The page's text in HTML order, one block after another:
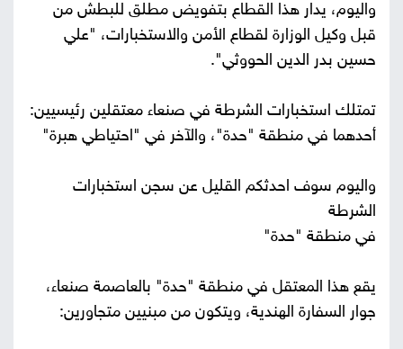
واليوم، يدار هذا القطاع بتفويض مطلق للبطش من
قبل وكيل الوزارة لقطاع الأمن والاستخبارات، "علي
حسين بدر الدين الحووثي".
تمتلك استخبارات الشرطة في صنعاء معتقلين رئيسيين:
أحدهما في منطقة "حدة"، والآخر في "احتياطي هبرة"
واليوم سوف احدثكم القليل عن سجن استخبارات
الشرطة
في منطقة "حدة"
يقع هذا المعتقل في منطقة "حدة" بالعاصمة صنعاء،
جوار السفارة الهندية، ويتكون من مبنيين متجاورين: